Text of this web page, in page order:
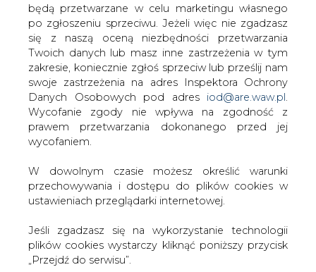
Jeśli zgadzasz się na wykorzystanie technologii
plików cookies wystarczy kliknąć poniższy przycisk
„Przejdź do serwisu”.
Zarząd Agencji Rynku Energii S.A Wydawca portalu
CIRE.pl
cire.pl
wyślij
KOMENTARZE(0)
Podając adres e-mail wyrażają Państwo zgodę
na otrzymywanie treści marketingowych w
Agencji Rynku Energii S.A z siedzibą w
Warszawie.
ZAPISZ SIĘ DO NEWSLETTERA